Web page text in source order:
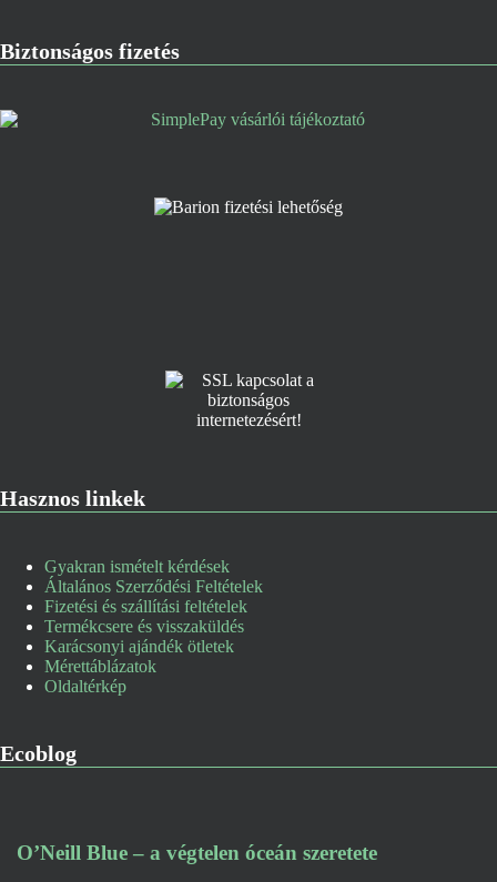
Biztonságos fizetés
Hasznos linkek
Gyakran ismételt kérdések
Általános Szerződési Feltételek
Fizetési és szállítási feltételek
Termékcsere és visszaküldés
Karácsonyi ajándék ötletek
Mérettáblázatok
Oldaltérkép
Ecoblog
O’Neill Blue – a végtelen óceán szeretete